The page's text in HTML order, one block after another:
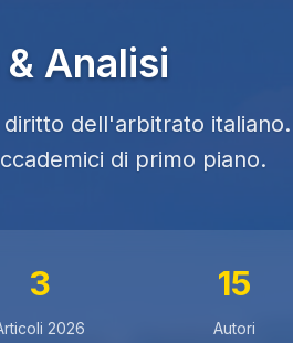
Analisi
dell'arbitrato
di primo piano.
3
2026
15
Autori